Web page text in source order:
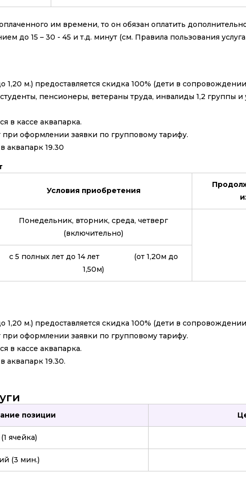
им времени, то он обязан оплатить
до 15 – 30 - 45 и т.д. минут (см. Правила пользования
1,20 м.) предоставляется скидка 100% (дети в
пенсионеры, ветераны труда, инвалиды 1,2 группы
в кассе аквапарка.
при оформлении заявки по групповому тарифу.
захода в аквапарк 19.30
Условия приобретения
Понедельник, вторник, среда, четверг
(включительно)
с 5 полных лет до 14 лет (от 1,20м до
1,50м)
1,20 м.) предоставляется скидка 100% (дети в
при оформлении заявки по групповому
в кассе аквапарка.
аквапарк 19.30.
позиции
ячейка)
(3 мин.)